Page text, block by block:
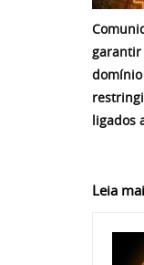
garantir
ligados
Leia